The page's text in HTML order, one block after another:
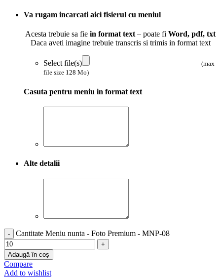
Va rugam incarcati aici fisierul cu meniul
Acesta trebuie sa fie in format text– poate fi Word, pdf, txt
Daca aveti imagine trebuie transcris si trimis in format text
Select file(s)
(max
file size 128 Mo)
Casuta pentru meniu in format text
Alte detalii
Cantitate Meniu nunta - Foto Premium - MNP-08
Adaugă în coș
Compare
Add to wishlist